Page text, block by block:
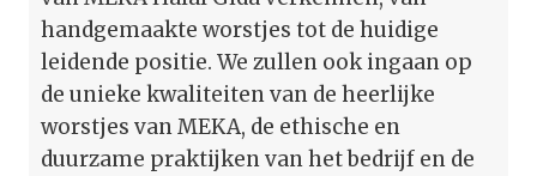
handgemaakte worstjes tot de huidige
leidende positie. We zullen ook ingaan op
de unieke kwaliteiten van de heerlijke
worstjes van MEKA, de ethische en
duurzame praktijken van het bedrijf en de